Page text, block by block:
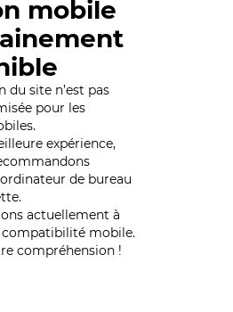
mobile
du site n’est pas
pour les
expérience,
de bureau
actuellement à
mobile.
compréhension !